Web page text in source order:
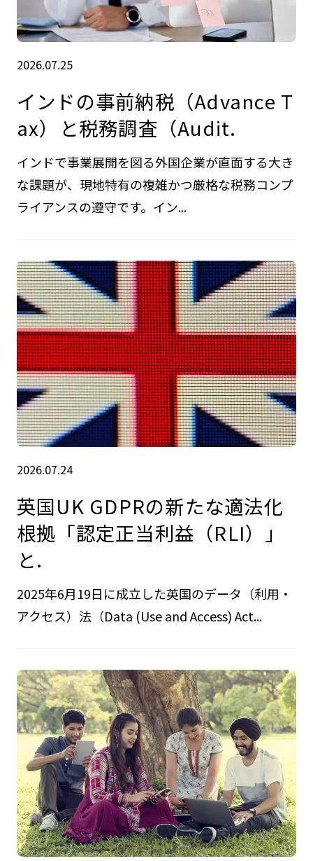
2026.07.25
インドの事前納税（Advance T
ax）と税務調査（Audit.
インドで事業展開を図る外国企業が直面する大き
な課題が、現地特有の複雑かつ厳格な税務コンプ
ライアンスの遵守です。イン...
2026.07.24
英国UK GDPRの新たな適法化
根拠「認定正当利益（RLI）」
と.
2025年6月19日に成立した英国のデータ（利用・
アクセス）法（Data (Use and Access) Act...